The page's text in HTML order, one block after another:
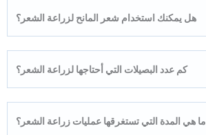
هل يمكنك استخدام شعر المانح لزراعة الشعر؟
كم عدد البصيلات التي أحتاجها لزراعة الشعر؟
ما هي المدة التي تستغرقها عمليات زراعة الشعر؟